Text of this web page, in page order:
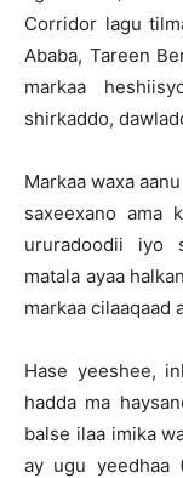
Corridor lagu
Ababa, Tareen
markaa
shirkaddo,
Markaa waxa
saxeexano ama
ururadoodii iyo
matala ayaa
markaa cilaaqaad
Hase yeeshee,
hadda ma
balse ilaa imika
ay ugu yeedhaa